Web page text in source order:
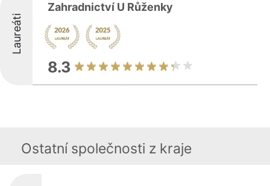
Laureáti
Zahradnictví U Růženky
8.3
Ostatní společnosti z kraje